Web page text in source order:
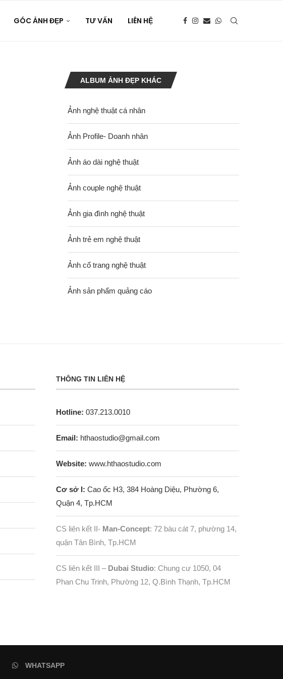
GÓC ẢNH ĐẸP TƯ VẤN LIÊN HỆ
ALBUM ẢNH ĐẸP KHÁC
Ảnh nghệ thuật cá nhân
Ảnh Profile- Doanh nhân
Ảnh áo dài nghệ thuật
Ảnh couple nghệ thuật
Ảnh gia đình nghệ thuật
Ảnh trẻ em nghệ thuật
Ảnh cổ trang nghệ thuật
Ảnh sản phẩm quảng cáo
THÔNG TIN LIÊN HỆ
Hotline: 037.213.0010
Email: hthaostudio@gmail.com
Website: www.hthaostudio.com
Cơ sở I: Cao ốc H3, 384 Hoàng Diệu, Phường 6,
Quận 4, Tp.HCM
CS liên kết II- Man-Concept: 72 bàu cát 7, phường 14,
quận Tân Bình, Tp.HCM
CS liên kết III – Dubai Studio: Chung cư 1050, 04
Phan Chu Trinh, Phường 12, Q.Bình Thạnh, Tp.HCM
WHATSAPP